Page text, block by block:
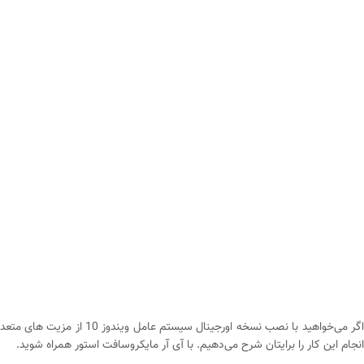
انجام این کار را برایتان شرح می‌دهیم. با آی آر مایکروسافت استور همراه شوید.